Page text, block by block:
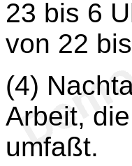
23 bis 6
von 22
(4)
Arbeit,
umfaßt.